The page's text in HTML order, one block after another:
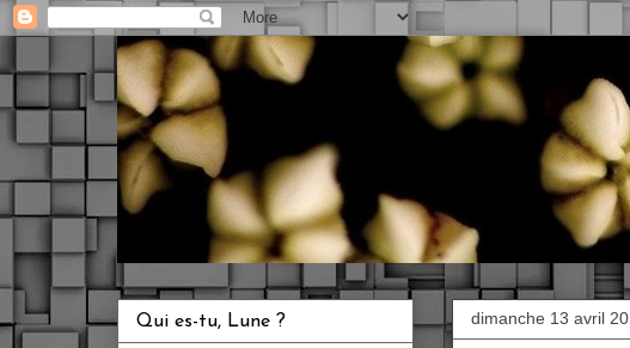
dimanche 13 avril
Qui es-tu, Lune ?